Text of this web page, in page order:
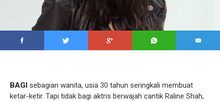
BAGI sebagian wanita, usia 30 tahun seringkali membuat
ketar-ketir. Tapi tidak bagi aktris berwajah cantik Raline Shah,